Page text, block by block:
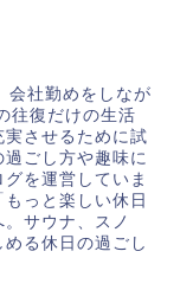
会社勤めをしなが
往復だけの生活
させるために試
ごし方や趣味に
を運営していま
っと楽しい休日
サウナ、スノ
る休日の過ごし